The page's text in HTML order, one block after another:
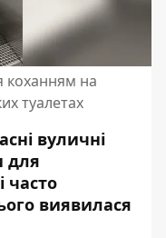
коханням на
туалетах
вуличні
для
часто
виявилася